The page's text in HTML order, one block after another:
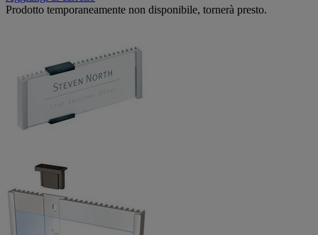
Prodotto temporaneamente non disponibile, tornerà presto.